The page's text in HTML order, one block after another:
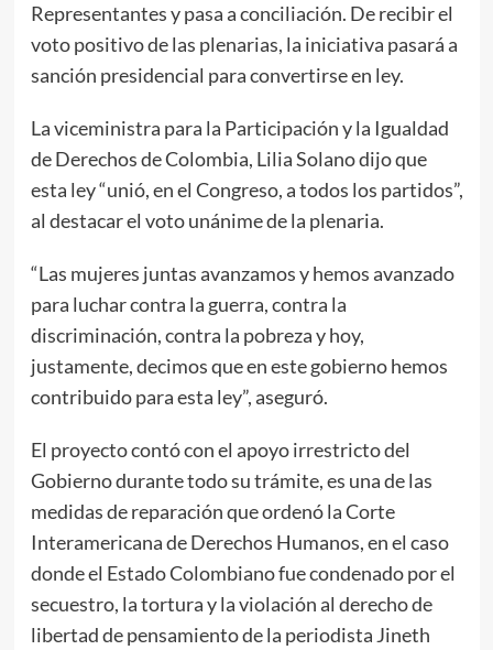
Representantes y pasa a conciliación. De recibir el
voto positivo de las plenarias, la iniciativa pasará a
sanción presidencial para convertirse en ley.
La viceministra para la Participación y la Igualdad
de Derechos de Colombia, Lilia Solano dijo que
esta ley “unió, en el Congreso, a todos los partidos”,
al destacar el voto unánime de la plenaria.
“Las mujeres juntas avanzamos y hemos avanzado
para luchar contra la guerra, contra la
discriminación, contra la pobreza y hoy,
justamente, decimos que en este gobierno hemos
contribuido para esta ley”, aseguró.
El proyecto contó con el apoyo irrestricto del
Gobierno durante todo su trámite, es una de las
medidas de reparación que ordenó la Corte
Interamericana de Derechos Humanos, en el caso
donde el Estado Colombiano fue condenado por el
secuestro, la tortura y la violación al derecho de
libertad de pensamiento de la periodista Jineth